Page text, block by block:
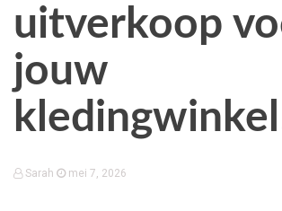
uitverkoop
jouw
Sarah mei 7, 2026